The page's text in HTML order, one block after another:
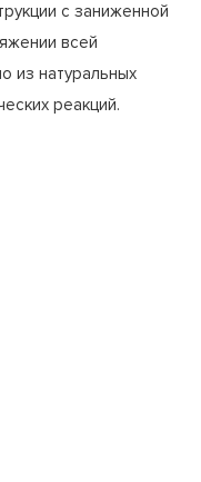
с заниженной
всей
из натуральных
реакций.